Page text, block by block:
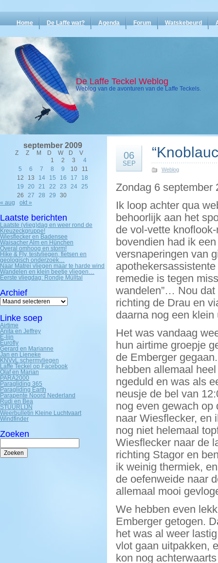
Home De Laffe wat? Agenda Forum Watskebeurd
De Laffe Teckel Weblog
Weblog van de avonturen van de Laffe Teckels.
september 2009
Z Z M D W D
V
1
2 3
4
5
6 7 8 9 10
11
12
13 14 15 16 17
18
19
20 21 22 23 24
25
26
27 28 29
30
« aug
okt »
Laatste berichten
Laatste (vlieg)dag en weer rond de
Kreuzeckgruppe!
Wiesflecker en Badensee
Waisacher Alm en Hünchen
Overal omhoog en storm!
Hike & Fly, testvliegen, fietsen en
geologisch onderzoek…
Naar Matrei vliegen maar te harde wind
Wandelen en klein beetje vliegen…
Eerste vliegdag: Rondje Mülltal
Archief
Archief
Linke soep
Airtime
Anita en Jeffrey
E-lijn
Eurofly
Gerard en Marianne
Jan en Lieneke
KNVvL schermvliegen
Laffe Teckel op Facebook
Olaf en Marian
PARA2000
Paragliding 365
Paragliding Earth
Parapente Noord Nederland
Rudi en Bea
STUURLIJN
Weerbulletin Kleine Luchtvaart
Windfinder
Zoeken
Zoeken
naar:
06
SEP
Weblog
Zondag 6 september
Ik loop achter qua
behoorlijk aan het
de vol-vette
bovendien had ik
versnaperingen van
remedie is tegen
wandelen”… Nou dat
richting de Drau en
daarna nog een
Het was vandaag
hun airtime groepje
de Emberger
hebben allemaal
ngeduld en was als
neusje de bel van
nog even gewach op
naar Wiesflecker, en
nog niet helemaal
Wiesflecker naar de
richting Stagor en
ik weinig thermiek,
de oefenweide naar
allemaal mooi
We hebben even
Emberger getogen.
het was al weer
vlot gaan uitpakken,
kon nog